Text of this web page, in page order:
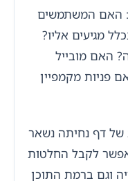
האם המשתמשים
מגיעים אליו?
האם מובייל
פניות מקמפיין
של דף נחיתה נשאר
לקבל החלטות
וגם ברמת התוכן